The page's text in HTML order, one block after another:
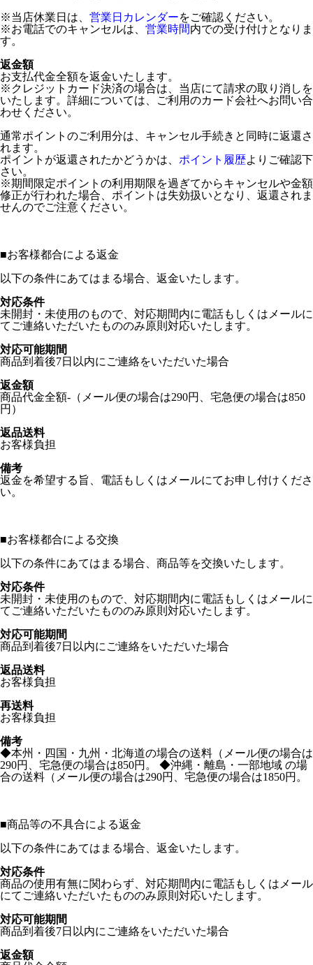
※当店休業日は、 営業日カレンダーをご確認ください。
※お電話でのキャンセルは、 営業時間内での受け付けとなりま
す。
返金額
お支払代金全額を返金いたします。
※クレジットカード決済の場合は、当店にて請求の取り消しを
いたします。詳細については、ご利用のカード会社へお問い合
わせください。
通常ポイントのご利用分は、キャンセル手続きと同時に返還さ
れます。
ポイントが返還されたかどうかは、 ポイント履歴よりご確認下
さい。
※期間限定ポイントの利用期限を過ぎてからキャンセルや金額
修正が行われた場合、ポイントは失効扱いとなり、返還されま
せんのでご注意ください。
■お客様都合による返金
以下の条件にあてはまる場合、返金いたします。
対応条件
未開封・未使用のもので、対応期間内に電話もしくはメールに
てご連絡いただいたもののみ原則対応いたします。
対応可能期間
商品到着後7日以内にご連絡をいただいた場合
返金額
商品代金全額-（メール便の場合は290円、宅急便の場合は850
円）
返品送料
お客様負担
備考
返金を希望する旨、電話もしくはメールにてお申し付けくださ
い。
■お客様都合による交換
以下の条件にあてはまる場合、商品等を交換いたします。
対応条件
未開封・未使用のもので、対応期間内に電話もしくはメールに
てご連絡いただいたもののみ原則対応いたします。
対応可能期間
商品到着後7日以内にご連絡をいただいた場合
返品送料
お客様負担
再送料
お客様負担
備考
◆本州・四国・九州・北海道の場合の送料（メール便の場合は
290円、宅急便の場合は850円。 ◆沖縄・離島・一部地域 の場
合の送料（メール便の場合は290円、宅急便の場合は1850円。
■商品等の不具合による返金
以下の条件にあてはまる場合、返金いたします。
対応条件
商品の使用有無に関わらず、対応期間内に電話もしくはメール
にてご連絡いただいたもののみ原則対応いたします。
対応可能期間
商品到着後7日以内にご連絡をいただいた場合
返金額